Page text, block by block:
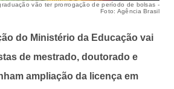
vão ter prorrogação de período de bolsas -
Foto: Agência Brasil
do Ministério da Educação vai
de mestrado, doutorado e
ampliação da licença em